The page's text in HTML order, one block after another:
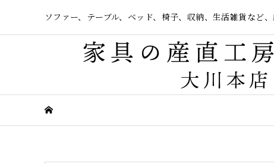
ソファー、テーブル、ベッド、椅子、収納、生活雑貨など